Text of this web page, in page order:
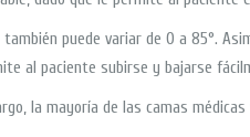
puede variar de 0 a 85°.
al paciente subirse y bajarse
la mayoría de las camas